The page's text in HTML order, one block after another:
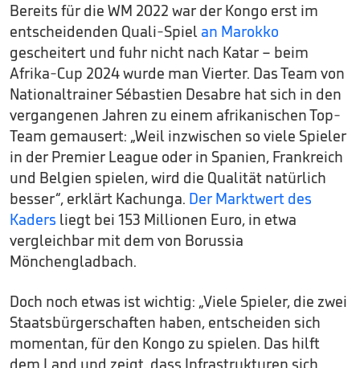
Bereits für die WM 2022 war der Kongo erst im
entscheidenden Quali-Spiel an Marokko
gescheitert und fuhr nicht nach Katar – beim
Afrika-Cup 2024 wurde man Vierter. Das Team von
Nationaltrainer Sébastien Desabre hat sich in den
vergangenen Jahren zu einem afrikanischen Top-
Team gemausert: „Weil inzwischen so viele Spieler
in der Premier League oder in Spanien, Frankreich
und Belgien spielen, wird die Qualität natürlich
besser“, erklärt Kachunga. Der Marktwert des
Kaders liegt bei 153 Millionen Euro, in etwa
vergleichbar mit dem von Borussia
Mönchengladbach.
Doch noch etwas ist wichtig: „Viele Spieler, die zwei
Staatsbürgerschaften haben, entscheiden sich
momentan, für den Kongo zu spielen. Das hilft